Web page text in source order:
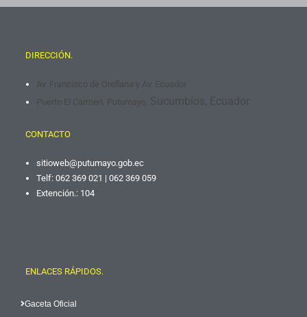
DIRECCIÓN.
Av. Francisco de Orellana y Av. Ecuador
Puerto El Carmen, Putumayo, Sucumbíos, Ecuador.
CONTACTO
sitioweb@putumayo.gob.ec
Telf: 062 369 021 | 062 369 059
Extención.: 104
ENLACES RÁPIDOS.
Gaceta Oficial